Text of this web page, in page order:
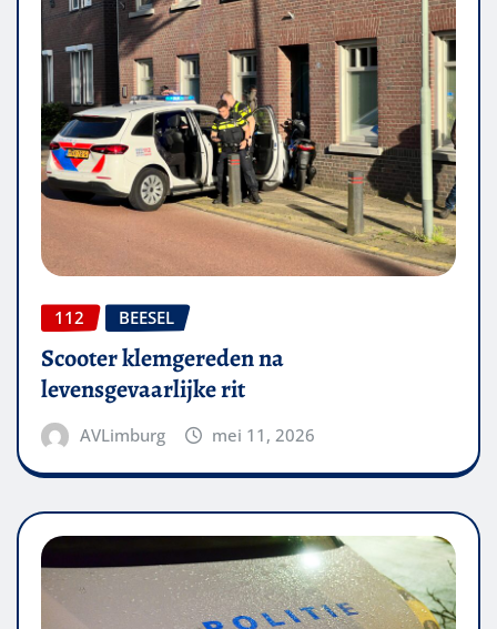
112 BEESEL
Scooter klemgereden na
levensgevaarlijke rit
AVLimburg mei 11, 2026